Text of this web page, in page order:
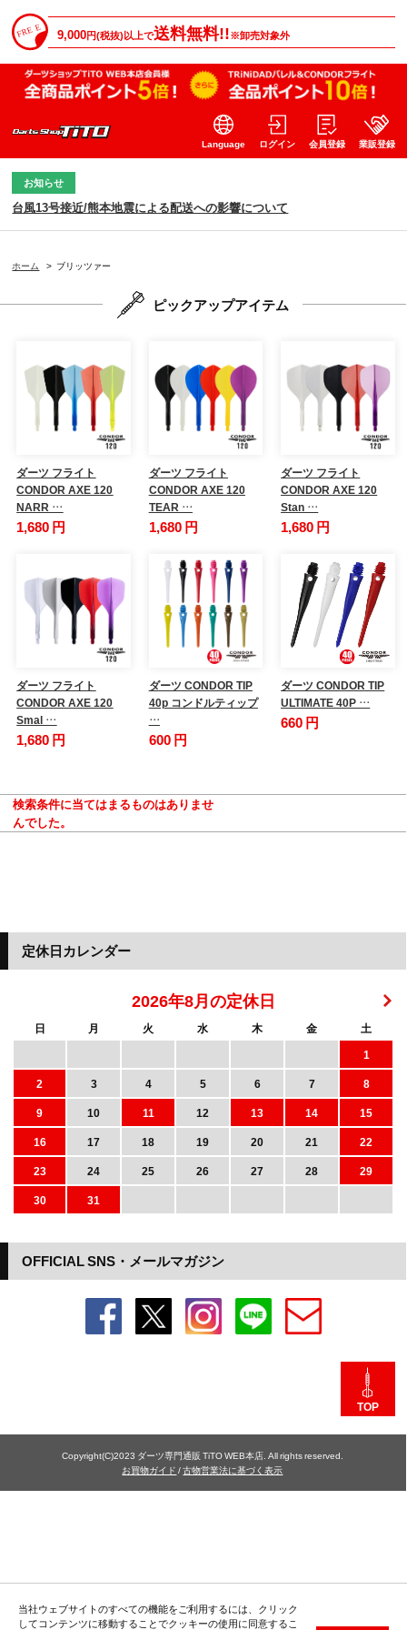
9,000円(税抜)以上で送料無料!!※卸売対象外
Language ログイン 会員登録 業販登録
お知らせ
台風13号接近/熊本地震による配送への影響について
ホーム > ブリッツァー
ピックアップアイテム
ダーツ フライト
CONDOR AXE 120
NARR …
1,680 円
ダーツ フライト
CONDOR AXE 120
TEAR …
1,680 円
ダーツ フライト
CONDOR AXE 120
Stan …
1,680 円
ダーツ フライト
CONDOR AXE 120
Smal …
1,680 円
ダーツ CONDOR TIP
40p コンドルティップ
…
600 円
ダーツ CONDOR TIP
ULTIMATE 40P …
660 円
検索条件に当てはまるものはありませ
んでした。
当社ウェブサイトのすべての機能をご利用するには、クリック
してコンテンツに移動することでクッキーの使用に同意するこ
OFFICIAL SNS・メールマガジン
定休日カレンダー
2026年8月の定休日
日 月 火 水 木 金
土
1
2
3 4 5 6 7
8
9
10 11 12 13 14
15
16
17 18 19 20 21
22
23
24 25 26 27 28
29
30
31
TOP
Copyright(C)2023 ダーツ専門通販 TiTO WEB本店. All rights reserved.
お買物ガイド /古物営業法に基づく表示